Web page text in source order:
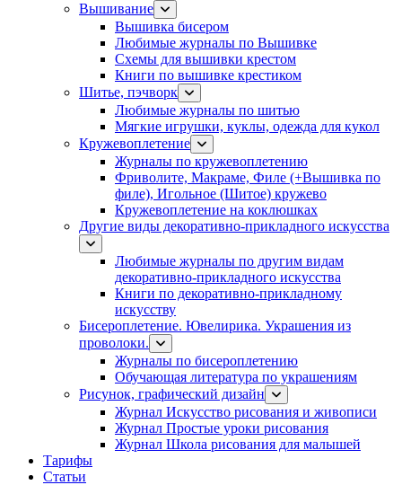
Вышивание
Вышивка бисером
Любимые журналы по Вышивке
Схемы для вышивки крестом
Книги по вышивке крестиком
Шитье, пэчворк
Любимые журналы по шитью
Мягкие игрушки, куклы, одежда для кукол
Кружевоплетение
Журналы по кружевоплетению
Фриволите, Макраме, Филе (+Вышивка по
филе), Игольное (Шитое) кружево
Кружевоплетение на коклюшках
Другие виды декоративно-прикладного искусства
Любимые журналы по другим видам
декоративно-прикладного искусства
Книги по декоративно-прикладному
искусству
Бисероплетение. Ювелирика. Украшения из
проволоки.
Журналы по бисероплетению
Обучающая литература по украшениям
Рисунок, графический дизайн
Журнал Искусство рисования и живописи
Журнал Простые уроки рисования
Журнал Школа рисования для малышей
Тарифы
Статьи